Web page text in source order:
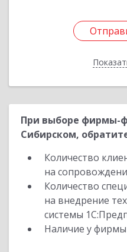
При выборе фирмы-
Сибирском,
Количество
на
Количество
на внедрение
системы
Наличие у фирмы